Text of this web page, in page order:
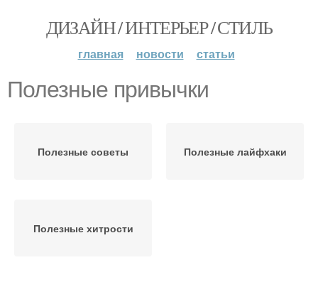
ДИЗАЙН / ИНТЕРЬЕР / СТИЛЬ
главная новости статьи
Полезные привычки
Полезные советы Полезные лайфхаки
Полезные хитрости